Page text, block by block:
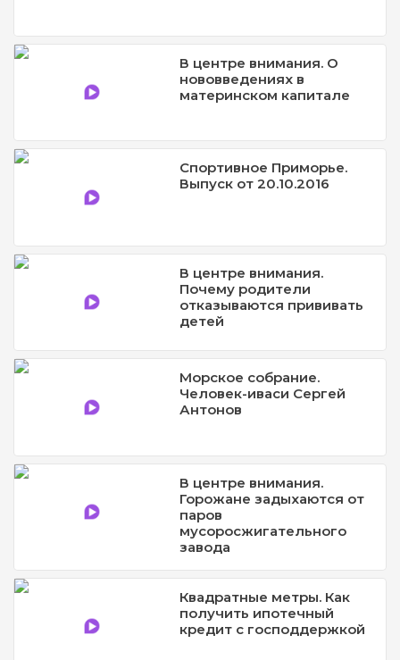
В центре внимания. О
нововведениях в
материнском капитале
Спортивное Приморье.
Выпуск от 20.10.2016
В центре внимания.
Почему родители
отказываются прививать
детей
Морское собрание.
Человек-иваси Сергей
Антонов
В центре внимания.
Горожане задыхаются от
паров
мусоросжигательного
завода
Квадратные метры. Как
получить ипотечный
кредит с господдержкой